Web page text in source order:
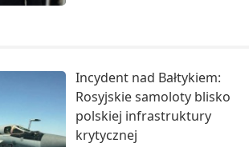
Incydent nad Bałtykiem:
Rosyjskie samoloty blisko
polskiej infrastruktury
krytycznej